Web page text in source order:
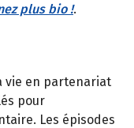
plus bio !.
vie en partenariat
pour
Les épisodes